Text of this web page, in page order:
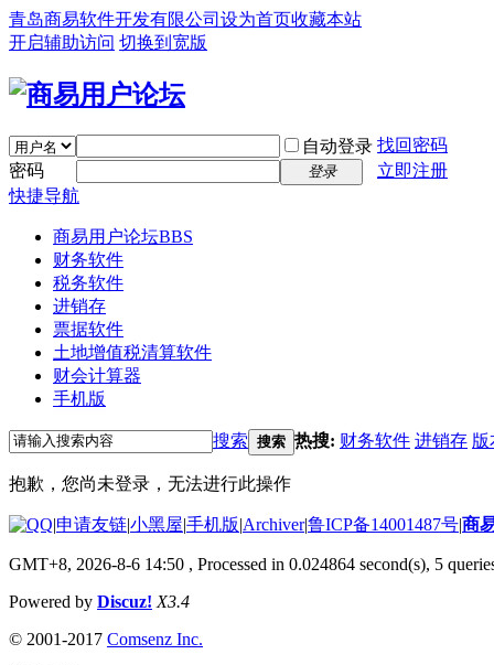
青岛商易软件开发有限公司 设为首页收藏本站
开启辅助访问 切换到宽版
自动登录 找回密码
密码
登录
立即注册
快捷导航
商易用户论坛BBS
财务软件
税务软件
进销存
票据软件
土地增值税清算软件
财会计算器
手机版
搜索 搜索 热搜: 财务软件 进销存 版
抱歉，您尚未登录，无法进行此操作
|申请友链|小黑屋|手机版|Archiver|鲁ICP备14001487号|商
GMT+8, 2026-8-6 14:50 , Processed in 0.024864 second(s), 5
Powered by Discuz! X3.4
© 2001-2017 Comsenz Inc.